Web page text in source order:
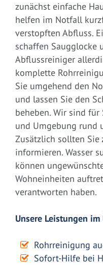
zunächst einfache
helfen im Notfall
verstopften Abfluss.
schaffen Saugglocke
Abflussreiniger
komplette
Sie umgehend den
und lassen Sie den
beheben. Wir sind
und Umgebung rund
Zusätzlich sollten Sie
informieren. Wasser
können
Wohneinheiten
verantworten haben.
Unsere Leistungen
Rohrreinigung
Sofort-Hilfe bei